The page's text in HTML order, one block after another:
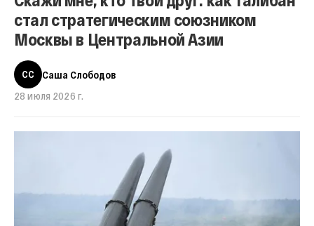
стал стратегическим союзником
Москвы в Центральной Азии
СС
Саша Слободов
28 июля 2026 г.